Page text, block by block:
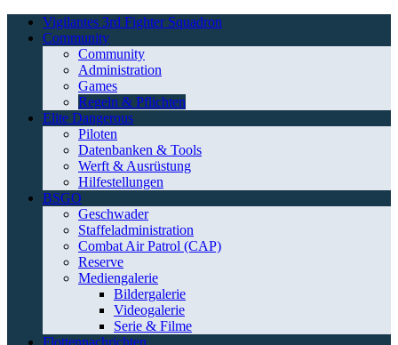
Vigilantes 3rd Fighter Squadron
Community
Community
Administration
Games
Regeln & Pflichten
Elite Dangerous
Piloten
Datenbanken & Tools
Werft & Ausrüstung
Hilfestellungen
BSGO
Geschwader
Staffeladministration
Combat Air Patrol (CAP)
Reserve
Mediengalerie
Bildergalerie
Videogalerie
Serie & Filme
Flottennachrichten